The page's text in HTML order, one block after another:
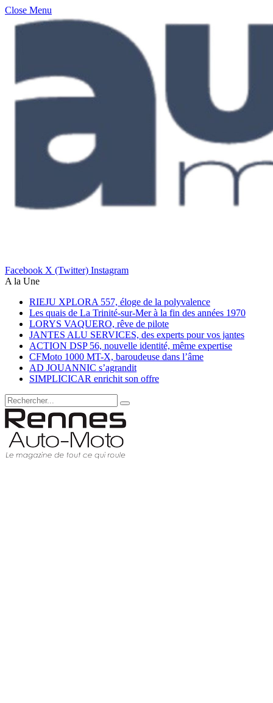
Close Menu
Facebook X (Twitter) Instagram
A la Une
RIEJU XPLORA 557, éloge de la polyvalence
Les quais de La Trinité-sur-Mer à la fin des années 1970
LORYS VAQUERO, rêve de pilote
JANTES ALU SERVICES, des experts pour vos jantes
ACTION DSP 56, nouvelle identité, même expertise
CFMoto 1000 MT-X, baroudeuse dans l’âme
AD JOUANNIC s’agrandit
SIMPLICICAR enrichit son offre